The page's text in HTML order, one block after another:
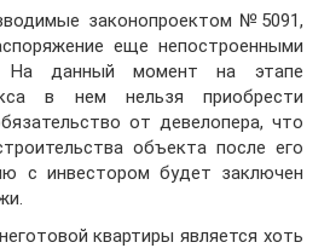
законопроектом №5091,
еще непостроенными
данный момент на этапе
в нем нельзя приобрести
от девелопера, что
объекта после его
с инвестором будет заключен
квартиры является хоть